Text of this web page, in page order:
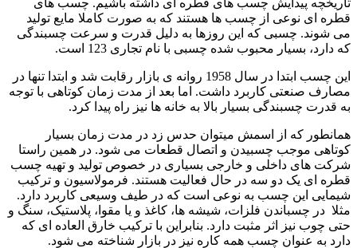
قطره ای نوعی از چسب ها هستند که به صورت کاملا مایع تولید
می شوند. چسبی که این روزها به دلیل قدرت و سرعت چسبندگی
که دارد، بسیار محبوب شده چسبی با نام تجاری 123 است.
این چسب ابتدا در سال 1958 روانه ی بازار رقابت شد و ابتدا تنها در
مصارف صنعتی کاربرد داشت. اما بعد از مدت زمان کوتاهی با توجه
به قدرت چسبندگی بسیار بالا به خانه ها نیز راه پیدا کرد.
همانطور که از اسمش میتوان حدس زد در مدت زمان بسیار
کوتاهی موجب چسبیدن و اتصال قطعات می شود. در همین راستا
شرکت های داخلی و خارجی بسیاری در خصوص تولید و تهیه چسب
قطره ای یک دو سه در حال فعالیت هستند. فرمولاسیون و ترکیب
شیمایی این چسب به نوعی است که در طیف وسیعی کاربرد دارد.
مثلا در چسباندن فلزات، شیشه ها، کاغذ و یا مقوا، پلاستیک، سنگ و
حتی چوب نیز اثر مثبت دارد. بنابراین با ترکیب خارق العاده ای که
دارد به عنوان چسب همه کاره نیز در بازار شناخته می شود.